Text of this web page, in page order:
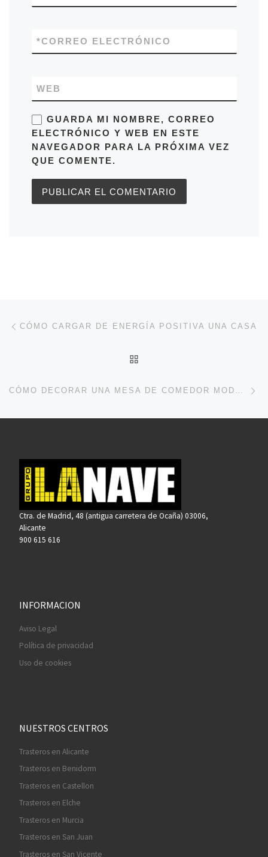
CORREO ELECTRÓNICO
*
WEB
GUARDA MI NOMBRE, CORREO
ELECTRÓNICO Y WEB EN ESTE
NAVEGADOR PARA LA PRÓXIMA VEZ
QUE COMENTE.
Navegación de entradas
CÓMO CARGAR DE ENERGÍA POSITIVA UNA CASA
CÓMO DECORAR UNA MESA DE COMEDOR MODERNA
Ctra. de Madrid, 48 (antigua carretera de Ocaña) 03006,
Alicante
900 615 616
INFORMACION
Aviso Legal
Política de privacidad
Uso de cookies
NUESTROS CENTROS
Trasteros en Alicante
Trasteros en Benidorm
Trasteros en Castellon
Trasteros en Elche
Trasteros en Murcia
Trasteros en San Juan
Trasteros en San Vicente